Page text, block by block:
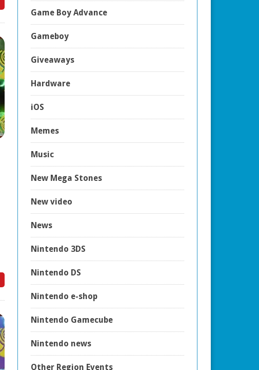
Game Boy Advance
Gameboy
Giveaways
Hardware
iOS
Memes
Music
New Mega Stones
New video
News
Nintendo 3DS
Nintendo DS
Nintendo e-shop
Nintendo Gamecube
Nintendo news
Other Region Events